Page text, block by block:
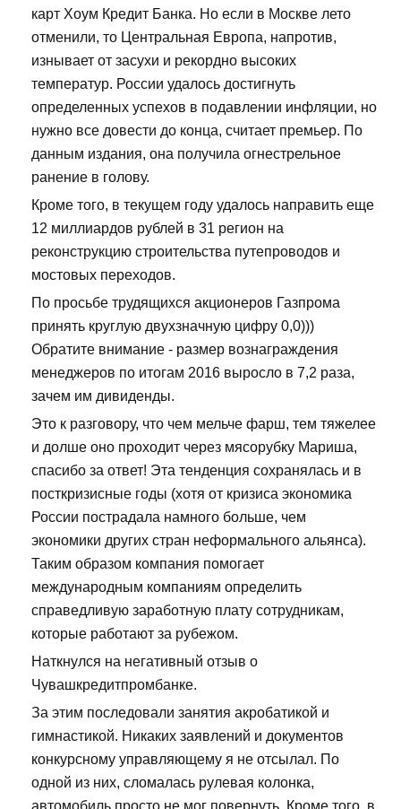
карт Хоум Кредит Банка. Но если в Москве лето
отменили, то Центральная Европа, напротив,
изнывает от засухи и рекордно высоких
температур. России удалось достигнуть
определенных успехов в подавлении инфляции, но
нужно все довести до конца, считает премьер. По
данным издания, она получила огнестрельное
ранение в голову.
Кроме того, в текущем году удалось направить еще
12 миллиардов рублей в 31 регион на
реконструкцию строительства путепроводов и
мостовых переходов.
По просьбе трудящихся акционеров Газпрома
принять круглую двухзначную цифру 0,0)))
Обратите внимание - размер вознаграждения
менеджеров по итогам 2016 выросло в 7,2 раза,
зачем им дивиденды.
Это к разговору, что чем мельче фарш, тем тяжелее
и долше оно проходит через мясорубку Мариша,
спасибо за ответ! Эта тенденция сохранялась и в
посткризисные годы (хотя от кризиса экономика
России пострадала намного больше, чем
экономики других стран неформального альянса).
Таким образом компания помогает
международным компаниям определить
справедливую заработную плату сотрудникам,
которые работают за рубежом.
Наткнулся на негативный отзыв о
Чувашкредитпромбанке.
За этим последовали занятия акробатикой и
гимнастикой. Никаких заявлений и документов
конкурсному управляющему я не отсылал. По
одной из них, сломалась рулевая колонка,
автомобиль просто не мог повернуть. Кроме того, в